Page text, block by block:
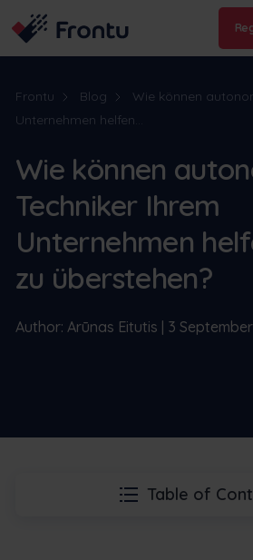
Frontu Blog
Wie können
Unternehmen helfen...
Wie können
Techniker Ihrem
Unternehmen
zu überstehen?
Author: Arūnas Eitutis | 3
Table of